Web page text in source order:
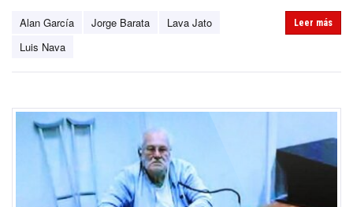
Alan García Jorge Barata
Lava Jato
Luis Nava
Leer más